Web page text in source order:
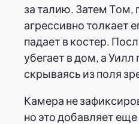
за талию. Затем Том,
агрессивно толкает
падает в костер.
убегает в дом, а Уилл
скрываясь из поля
Камера не
но это добавляет